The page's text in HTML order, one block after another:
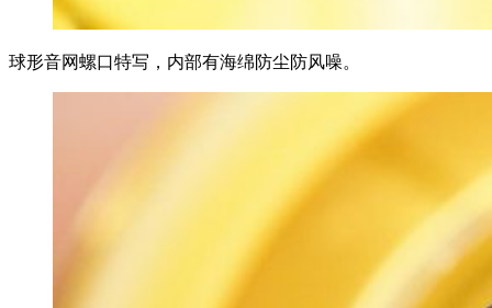
球形音网螺口特写，内部有海绵防尘防风噪。